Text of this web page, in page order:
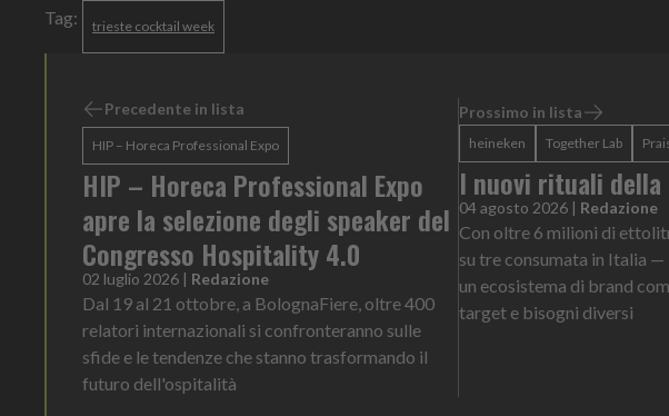
Tag: trieste cocktail week
Precedente in lista
HIP – Horeca Professional Expo
HIP – Horeca Professional Expo
apre la selezione degli speaker del
Congresso Hospitality 4.0
02 luglio 2026 | Redazione
Dal 19 al 21 ottobre, a BolognaFiere, oltre 400
relatori internazionali si confronteranno sulle
sfide e le tendenze che stanno trasformando il
futuro dell'ospitalità
Prossimo in lista
heineken Together Lab
I nuovi rituali della
04 agosto 2026 | Redazione
Con oltre 6 milioni di
su tre consumata in Italia
un ecosistema di brand
target e bisogni diversi